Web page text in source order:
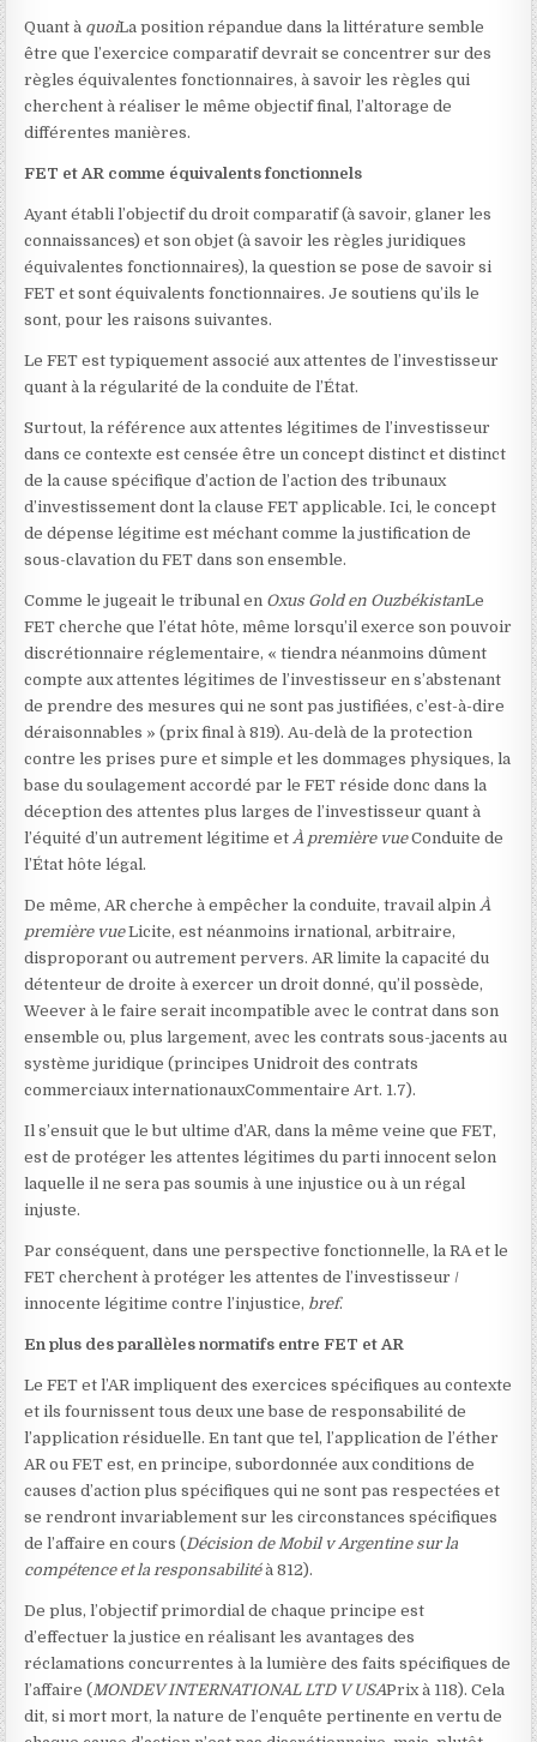
Quant à quoiLa position répandue dans la littérature semble
être que l’exercice comparatif devrait se concentrer sur des
règles équivalentes fonctionnaires, à savoir les règles qui
cherchent à réaliser le même objectif final, l’altorage de
différentes manières.
FET et AR comme équivalents fonctionnels
Ayant établi l’objectif du droit comparatif (à savoir, glaner les
connaissances) et son objet (à savoir les règles juridiques
équivalentes fonctionnaires), la question se pose de savoir si
FET et sont équivalents fonctionnaires. Je soutiens qu’ils le
sont, pour les raisons suivantes.
Le FET est typiquement associé aux attentes de l’investisseur
quant à la régularité de la conduite de l’État.
Surtout, la référence aux attentes légitimes de l’investisseur
dans ce contexte est censée être un concept distinct et distinct
de la cause spécifique d’action de l’action des tribunaux
d’investissement dont la clause FET applicable. Ici, le concept
de dépense légitime est méchant comme la justification de
sous-clavation du FET dans son ensemble.
Comme le jugeait le tribunal en Oxus Gold en OuzbékistanLe
FET cherche que l’état hôte, même lorsqu’il exerce son pouvoir
discrétionnaire réglementaire, « tiendra néanmoins dûment
compte aux attentes légitimes de l’investisseur en s’abstenant
de prendre des mesures qui ne sont pas justifiées, c’est-à-dire
déraisonnables » (prix final à 819). Au-delà de la protection
contre les prises pure et simple et les dommages physiques, la
base du soulagement accordé par le FET réside donc dans la
déception des attentes plus larges de l’investisseur quant à
l’équité d’un autrement légitime etÀ première vueConduite de
l’État hôte légal.
De même, AR cherche à empêcher la conduite, travail alpinÀ
première vueLicite, est néanmoins irnational, arbitraire,
disproporant ou autrement pervers. AR limite la capacité du
détenteur de droite à exercer un droit donné, qu’il possède,
Weever à le faire serait incompatible avec le contrat dans son
ensemble ou, plus largement, avec les contrats sous-jacents au
système juridique (principes Unidroit des contrats
commerciaux internationauxCommentaire Art. 1.7).
Il s’ensuit que le but ultime d’AR, dans la même veine que FET,
est de protéger les attentes légitimes du parti innocent selon
laquelle il ne sera pas soumis à une injustice ou à un régal
injuste.
Par conséquent, dans une perspective fonctionnelle, la RA et le
FET cherchent à protéger les attentes de l’investisseur /
innocente légitime contre l’injustice, bref.
En plus des parallèles normatifs entre FET et AR
Le FET et l’AR impliquent des exercices spécifiques au contexte
et ils fournissent tous deux une base de responsabilité de
l’application résiduelle. En tant que tel, l’application de l’éther
AR ou FET est, en principe, subordonnée aux conditions de
causes d’action plus spécifiques qui ne sont pas respectées et
se rendront invariablement sur les circonstances spécifiques
de l’affaire en cours (Décision de Mobil v Argentine sur la
compétence et la responsabilitéà 812).
De plus, l’objectif primordial de chaque principe est
d’effectuer la justice en réalisant les avantages des
réclamations concurrentes à la lumière des faits spécifiques de
l’affaire (MONDEV INTERNATIONAL LTD V USAPrixà 118). Cela
dit, si mort mort, la nature de l’enquête pertinente en vertu de